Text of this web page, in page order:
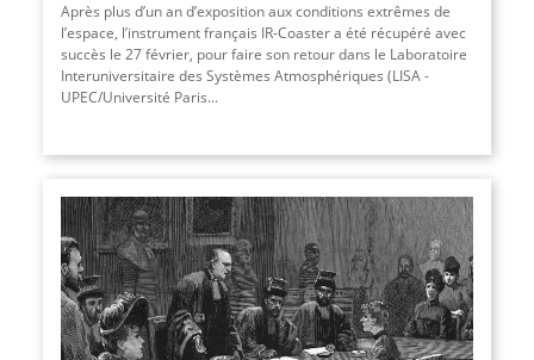
Après plus d’un an d’exposition aux conditions extrêmes de
l’espace, l’instrument français IR-Coaster a été récupéré avec
succès le 27 février, pour faire son retour dans le Laboratoire
Interuniversitaire des Systèmes Atmosphériques (LISA -
UPEC/Université Paris...